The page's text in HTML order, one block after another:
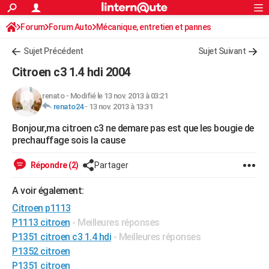
ACTUALITÉS
Politique
Société
Faits Divers
Education
Monde
Villes
+
FINANCE
Retraite
Impôts
Epargne
Immobilier
Risques naturels par ville
Banque
Assurance
Crédit
AUTO
Essais
Réserver un essai
Citadines
Berlines
SUV
Forum auto
+HIGH-TECH
Mobiles
Meilleur smartphone
Internet
Ordinateurs
Jeux vidéo
Guide high-tech
BRICOLAGE
WEEK-END
Guides de France
Escapades
Patrimoine
Expositions
Musées
Week-end nature
+LIFESTYLE
Art de vivre
Bien-être
Loisirs
Mode
Modes de vie
SANTE
Alimentation
Guide de la santé
Maladies
Médicaments
Sommeil
Rechercher
S'inscrire
Connexion
Forum Forum Auto Mécanique, entretien et pannes
Sujet Précédent Sujet Suivant
Citroen c3 1.4 hdi 2004
renato- Modifié le 13 nov. 2013 à 03:21
renato24- 13 nov. 2013 à 13:31
Bonjour,ma citroen c3 ne demare pas est que les bougie de
prechauffage sois la cause
Répondre (2) Partager
A voir également:
Citroen p1113
P1113 citroen - Meilleures réponses
P1351 citroen c3 1.4 hdi - Meilleures réponses
P1352 citroen
P1351 citroen